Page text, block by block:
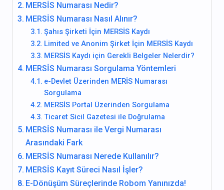
MERSİS Numarası Nedir?
MERSİS Numarası Nasıl Alınır?
Şahıs Şirketi İçin MERSİS Kaydı
Limited ve Anonim Şirket İçin MERSİS Kaydı
MERSİS Kaydı için Gerekli Belgeler Nelerdir?
MERSİS Numarası Sorgulama Yöntemleri
e-Devlet Üzerinden MERİS Numarası
Sorgulama
MERSİS Portal Üzerinden Sorgulama
Ticaret Sicil Gazetesi ile Doğrulama
MERSİS Numarası ile Vergi Numarası
Arasındaki Fark
MERSİS Numarası Nerede Kullanılır?
MERSİS Kayıt Süreci Nasıl İşler?
E-Dönüşüm Süreçlerinde Robom Yanınızda!